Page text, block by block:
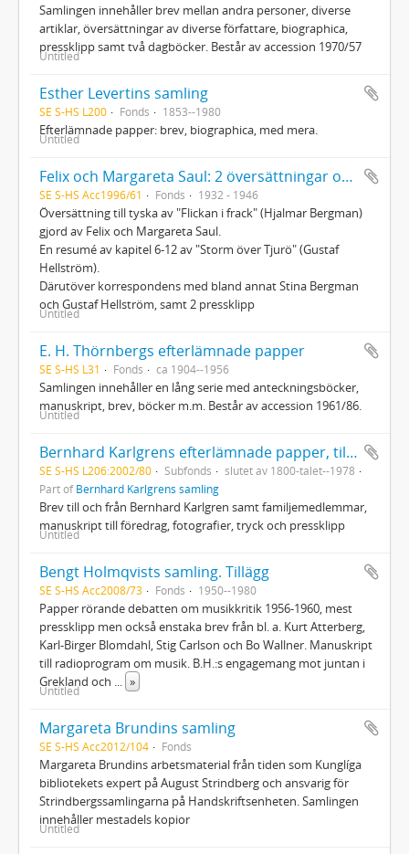
Samlingen innehåller brev mellan andra personer, diverse
artiklar, översättningar av diverse författare, biographica,
pressklipp samt två dagböcker. Består av accession 1970/57
Untitled
Esther Levertins samling
SE S-HS L200 Fonds 1853--1980
Efterlämnade papper: brev, biographica, med mera.
Untitled
Felix och Margareta Saul: 2 översättningar och korrespondens
SE S-HS Acc1996/61 Fonds 1932 - 1946
Översättning till tyska av "Flickan i frack" (Hjalmar Bergman)
gjord av Felix och Margareta Saul.
En resumé av kapitel 6-12 av "Storm över Tjurö" (Gustaf
Hellström).
Därutöver korrespondens med bland annat Stina Bergman
och Gustaf Hellström, samt 2 pressklipp
Untitled
E. H. Thörnbergs efterlämnade papper
SE S-HS L31 Fonds ca 1904--1956
Samlingen innehåller en lång serie med anteckningsböcker,
manuskript, brev, böcker m.m. Består av accession 1961/86.
Untitled
Bernhard Karlgrens efterlämnade papper, tillägg
SE S-HS L206:2002/80 Subfonds
slutet av 1800-talet--1978
Part ofBernhard Karlgrens samling
Brev till och från Bernhard Karlgren samt familjemedlemmar,
manuskript till föredrag, fotografier, tryck och pressklipp
Untitled
Bengt Holmqvists samling. Tillägg
SE S-HS Acc2008/73 Fonds 1950--1980
Papper rörande debatten om musikkritik 1956-1960, mest
pressklipp men också enstaka brev från bl. a. Kurt Atterberg,
Karl-Birger Blomdahl, Stig Carlson och Bo Wallner. Manuskript
till radioprogram om musik. B.H.:s engagemang mot juntan i
Grekland och
»
Untitled
Margareta Brundins samling
SE S-HS Acc2012/104 Fonds
Margareta Brundins arbetsmaterial från tiden som Kunglíga
bibliotekets expert på August Strindberg och ansvarig för
Strindbergssamlingarna på Handskriftsenheten. Samlingen
innehåller mestadels kopior
Untitled